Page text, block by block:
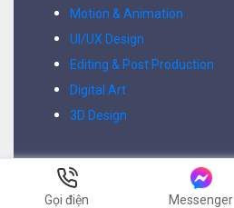
Motion & Animation
UI/UX Design
Editing & Post Production
Digital Art
3D Design
Gọi điện Messenger